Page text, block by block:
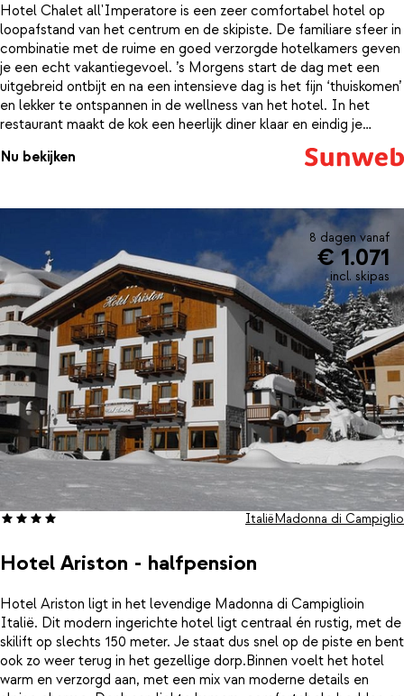
Hotel Chalet all'Imperatore is een zeer comfortabel hotel op
loopafstand van het centrum en de skipiste. De familiare sfeer in
combinatie met de ruime en goed verzorgde hotelkamers geven
je een echt vakantiegevoel. ’s Morgens start de dag met een
uitgebreid ontbijt en na een intensieve dag is het fijn ‘thuiskomen’
en lekker te ontspannen in de wellness van het hotel. In het
restaurant maakt de kok een heerlijk diner klaar en eindig je
Nu bekijken
8 dagen vanaf
€ 1.071
incl. skipas
Hotel Ariston - halfpension
Italië Madonna di Campiglio
Hotel Ariston ligt in het levendige Madonna di Campiglioin
Italië. Dit modern ingerichte hotel ligt centraal én rustig, met de
skilift op slechts 150 meter. Je staat dus snel op de piste en bent
ook zo weer terug in het gezellige dorp.Binnen voelt het hotel
warm en verzorgd aan, met een mix van moderne details en